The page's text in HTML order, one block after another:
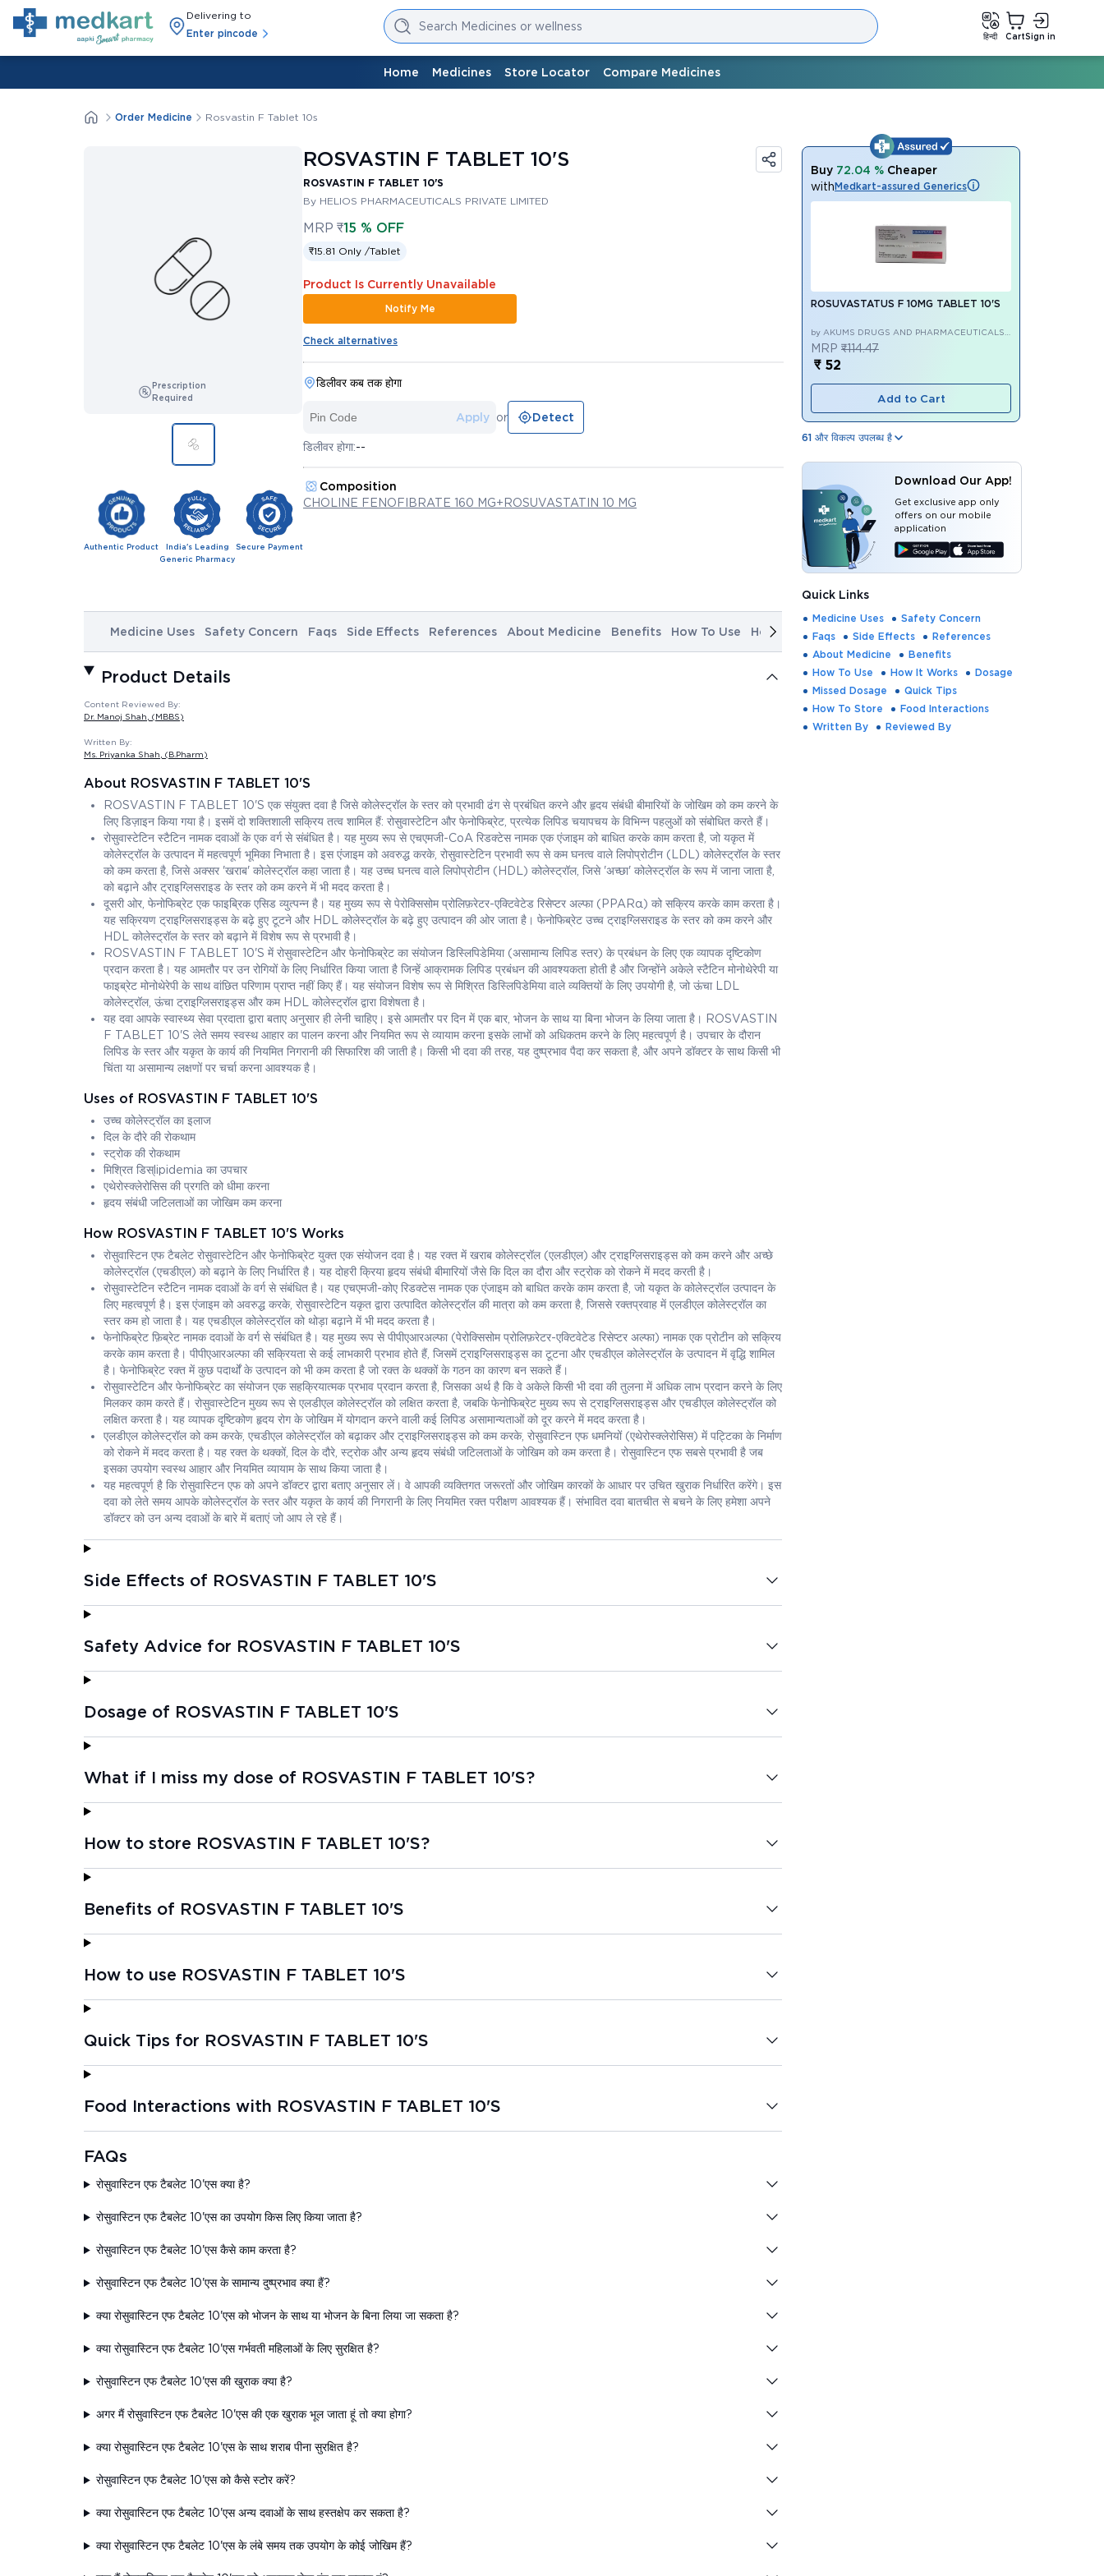
Delivering to
Enter pincode
Search Medicines or wellness
हिन्दी CartSign in
Home Medicines Store Locator Compare Medicines
Order Medicine Rosvastin F Tablet 10s
Prescription
Required
Authentic Product
India's Leading
Generic Pharmacy
Secure Payment
ROSVASTIN F TABLET 10'S
ROSVASTIN F TABLET 10'S
By HELIOS PHARMACEUTICALS PRIVATE LIMITED
MRP ₹15 % OFF
₹15.81 Only /Tablet
Product Is Currently Unavailable
Notify Me
Check alternatives
डिलीवर कब तक होगा
Apply or Detect
डिलीवर होगा:--
Composition
CHOLINE FENOFIBRATE 160 MG+ROSUVASTATIN 10 MG
Medicine Uses Safety Concern Faqs Side Effects References About Medicine Benefits How To Use How It Works Dosage Missed Dosage
Product Details
Content Reviewed By:
Dr. Manoj Shah, (MBBS)
Written By:
Ms. Priyanka Shah, (B.Pharm)
About ROSVASTIN F TABLET 10'S
ROSVASTIN F TABLET 10'S एक संयुक्त दवा है जिसे कोलेस्ट्रॉल के स्तर को प्रभावी ढंग से प्रबंधित करने और हृदय संबंधी बीमारियों के जोखिम को कम करने के
लिए डिज़ाइन किया गया है। इसमें दो शक्तिशाली सक्रिय तत्व शामिल हैं: रोसुवास्टेटिन और फेनोफिब्रेट, प्रत्येक लिपिड चयापचय के विभिन्न पहलुओं को संबोधित करते हैं।
रोसुवास्टेटिन स्टैटिन नामक दवाओं के एक वर्ग से संबंधित है। यह मुख्य रूप से एचएमजी-CoA रिडक्टेस नामक एक एंजाइम को बाधित करके काम करता है, जो यकृत में
कोलेस्ट्रॉल के उत्पादन में महत्वपूर्ण भूमिका निभाता है। इस एंजाइम को अवरुद्ध करके, रोसुवास्टेटिन प्रभावी रूप से कम घनत्व वाले लिपोप्रोटीन (LDL) कोलेस्ट्रॉल के स्तर
को कम करता है, जिसे अक्सर 'खराब' कोलेस्ट्रॉल कहा जाता है। यह उच्च घनत्व वाले लिपोप्रोटीन (HDL) कोलेस्ट्रॉल, जिसे 'अच्छा' कोलेस्ट्रॉल के रूप में जाना जाता है,
को बढ़ाने और ट्राइग्लिसराइड के स्तर को कम करने में भी मदद करता है।
दूसरी ओर, फेनोफिब्रेट एक फाइब्रिक एसिड व्युत्पन्न है। यह मुख्य रूप से पेरोक्सिसोम प्रोलिफ़रेटर-एक्टिवेटेड रिसेप्टर अल्फा (PPARα) को सक्रिय करके काम करता है।
यह सक्रियण ट्राइग्लिसराइड्स के बढ़े हुए टूटने और HDL कोलेस्ट्रॉल के बढ़े हुए उत्पादन की ओर जाता है। फेनोफिब्रेट उच्च ट्राइग्लिसराइड के स्तर को कम करने और
HDL कोलेस्ट्रॉल के स्तर को बढ़ाने में विशेष रूप से प्रभावी है।
ROSVASTIN F TABLET 10'S में रोसुवास्टेटिन और फेनोफिब्रेट का संयोजन डिस्लिपिडेमिया (असामान्य लिपिड स्तर) के प्रबंधन के लिए एक व्यापक दृष्टिकोण
प्रदान करता है। यह आमतौर पर उन रोगियों के लिए निर्धारित किया जाता है जिन्हें आक्रामक लिपिड प्रबंधन की आवश्यकता होती है और जिन्होंने अकेले स्टैटिन मोनोथेरेपी या
फाइब्रेट मोनोथेरेपी के साथ वांछित परिणाम प्राप्त नहीं किए हैं। यह संयोजन विशेष रूप से मिश्रित डिस्लिपिडेमिया वाले व्यक्तियों के लिए उपयोगी है, जो ऊंचा LDL
कोलेस्ट्रॉल, ऊंचा ट्राइग्लिसराइड्स और कम HDL कोलेस्ट्रॉल द्वारा विशेषता है।
यह दवा आपके स्वास्थ्य सेवा प्रदाता द्वारा बताए अनुसार ही लेनी चाहिए। इसे आमतौर पर दिन में एक बार, भोजन के साथ या बिना भोजन के लिया जाता है। ROSVASTIN
F TABLET 10'S लेते समय स्वस्थ आहार का पालन करना और नियमित रूप से व्यायाम करना इसके लाभों को अधिकतम करने के लिए महत्वपूर्ण है। उपचार के दौरान
लिपिड के स्तर और यकृत के कार्य की नियमित निगरानी की सिफारिश की जाती है। किसी भी दवा की तरह, यह दुष्प्रभाव पैदा कर सकता है, और अपने डॉक्टर के साथ किसी भी
चिंता या असामान्य लक्षणों पर चर्चा करना आवश्यक है।
Uses of ROSVASTIN F TABLET 10'S
उच्च कोलेस्ट्रॉल का इलाज
दिल के दौरे की रोकथाम
स्ट्रोक की रोकथाम
मिश्रित डिस्lipidemia का उपचार
एथेरोस्क्लेरोसिस की प्रगति को धीमा करना
हृदय संबंधी जटिलताओं का जोखिम कम करना
How ROSVASTIN F TABLET 10'S Works
रोसुवास्टिन एफ टैबलेट रोसुवास्टेटिन और फेनोफिब्रेट युक्त एक संयोजन दवा है। यह रक्त में खराब कोलेस्ट्रॉल (एलडीएल) और ट्राइग्लिसराइड्स को कम करने और अच्छे
कोलेस्ट्रॉल (एचडीएल) को बढ़ाने के लिए निर्धारित है। यह दोहरी क्रिया हृदय संबंधी बीमारियों जैसे कि दिल का दौरा और स्ट्रोक को रोकने में मदद करती है।
रोसुवास्टेटिन स्टैटिन नामक दवाओं के वर्ग से संबंधित है। यह एचएमजी-कोए रिडक्टेस नामक एक एंजाइम को बाधित करके काम करता है, जो यकृत के कोलेस्ट्रॉल उत्पादन के
लिए महत्वपूर्ण है। इस एंजाइम को अवरुद्ध करके, रोसुवास्टेटिन यकृत द्वारा उत्पादित कोलेस्ट्रॉल की मात्रा को कम करता है, जिससे रक्तप्रवाह में एलडीएल कोलेस्ट्रॉल का
स्तर कम हो जाता है। यह एचडीएल कोलेस्ट्रॉल को थोड़ा बढ़ाने में भी मदद करता है।
फेनोफिब्रेट फ़िब्रेट नामक दवाओं के वर्ग से संबंधित है। यह मुख्य रूप से पीपीएआरअल्फा (पेरोक्सिसोम प्रोलिफ़रेटर-एक्टिवेटेड रिसेप्टर अल्फा) नामक एक प्रोटीन को सक्रिय
करके काम करता है। पीपीएआरअल्फा की सक्रियता से कई लाभकारी प्रभाव होते हैं, जिसमें ट्राइग्लिसराइड्स का टूटना और एचडीएल कोलेस्ट्रॉल के उत्पादन में वृद्धि शामिल
है। फेनोफिब्रेट रक्त में कुछ पदार्थों के उत्पादन को भी कम करता है जो रक्त के थक्कों के गठन का कारण बन सकते हैं।
रोसुवास्टेटिन और फेनोफिब्रेट का संयोजन एक सहक्रियात्मक प्रभाव प्रदान करता है, जिसका अर्थ है कि वे अकेले किसी भी दवा की तुलना में अधिक लाभ प्रदान करने के लिए
मिलकर काम करते हैं। रोसुवास्टेटिन मुख्य रूप से एलडीएल कोलेस्ट्रॉल को लक्षित करता है, जबकि फेनोफिब्रेट मुख्य रूप से ट्राइग्लिसराइड्स और एचडीएल कोलेस्ट्रॉल को
लक्षित करता है। यह व्यापक दृष्टिकोण हृदय रोग के जोखिम में योगदान करने वाली कई लिपिड असामान्यताओं को दूर करने में मदद करता है।
एलडीएल कोलेस्ट्रॉल को कम करके, एचडीएल कोलेस्ट्रॉल को बढ़ाकर और ट्राइग्लिसराइड्स को कम करके, रोसुवास्टिन एफ धमनियों (एथेरोस्क्लेरोसिस) में पट्टिका के निर्माण
को रोकने में मदद करता है। यह रक्त के थक्कों, दिल के दौरे, स्ट्रोक और अन्य हृदय संबंधी जटिलताओं के जोखिम को कम करता है। रोसुवास्टिन एफ सबसे प्रभावी है जब
इसका उपयोग स्वस्थ आहार और नियमित व्यायाम के साथ किया जाता है।
यह महत्वपूर्ण है कि रोसुवास्टिन एफ को अपने डॉक्टर द्वारा बताए अनुसार लें। वे आपकी व्यक्तिगत जरूरतों और जोखिम कारकों के आधार पर उचित खुराक निर्धारित करेंगे। इस
दवा को लेते समय आपके कोलेस्ट्रॉल के स्तर और यकृत के कार्य की निगरानी के लिए नियमित रक्त परीक्षण आवश्यक हैं। संभावित दवा बातचीत से बचने के लिए हमेशा अपने
डॉक्टर को उन अन्य दवाओं के बारे में बताएं जो आप ले रहे हैं।
Side Effects of ROSVASTIN F TABLET 10'S
Safety Advice for ROSVASTIN F TABLET 10'S
Dosage of ROSVASTIN F TABLET 10'S
What if I miss my dose of ROSVASTIN F TABLET 10'S?
How to store ROSVASTIN F TABLET 10'S?
Benefits of ROSVASTIN F TABLET 10'S
How to use ROSVASTIN F TABLET 10'S
Quick Tips for ROSVASTIN F TABLET 10'S
Food Interactions with ROSVASTIN F TABLET 10'S
FAQs
रोसुवास्टिन एफ टैबलेट 10'एस क्या है?
रोसुवास्टिन एफ टैबलेट 10'एस का उपयोग किस लिए किया जाता है?
रोसुवास्टिन एफ टैबलेट 10'एस कैसे काम करता है?
रोसुवास्टिन एफ टैबलेट 10'एस के सामान्य दुष्प्रभाव क्या हैं?
क्या रोसुवास्टिन एफ टैबलेट 10'एस को भोजन के साथ या भोजन के बिना लिया जा सकता है?
क्या रोसुवास्टिन एफ टैबलेट 10'एस गर्भवती महिलाओं के लिए सुरक्षित है?
रोसुवास्टिन एफ टैबलेट 10'एस की खुराक क्या है?
अगर मैं रोसुवास्टिन एफ टैबलेट 10'एस की एक खुराक भूल जाता हूं तो क्या होगा?
क्या रोसुवास्टिन एफ टैबलेट 10'एस के साथ शराब पीना सुरक्षित है?
रोसुवास्टिन एफ टैबलेट 10'एस को कैसे स्टोर करें?
क्या रोसुवास्टिन एफ टैबलेट 10'एस अन्य दवाओं के साथ हस्तक्षेप कर सकता है?
क्या रोसुवास्टिन एफ टैबलेट 10'एस के लंबे समय तक उपयोग के कोई जोखिम हैं?
Buy 72.04 % Cheaper
withMedkart-assured Generics
ROSUVASTATUS F 10MG TABLET 10'S
by AKUMS DRUGS AND PHARMACEUTICALS
LIMITED
MRP ₹114.47
₹ 52
Add to Cart
61 और विकल्प उपलब्ध है
Download Our App!
Get exclusive app only
offers on our mobile
application
Quick Links
Medicine Uses
Safety Concern
Faqs
Side Effects
References
About Medicine
Benefits
How To Use
How It Works
Dosage
Missed Dosage
Quick Tips
How To Store
Food Interactions
Written By
Reviewed By